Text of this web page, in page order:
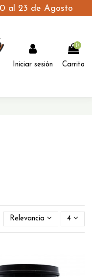
al 23 de Agosto
Iniciar sesión
0
Carrito
Relevancia 4